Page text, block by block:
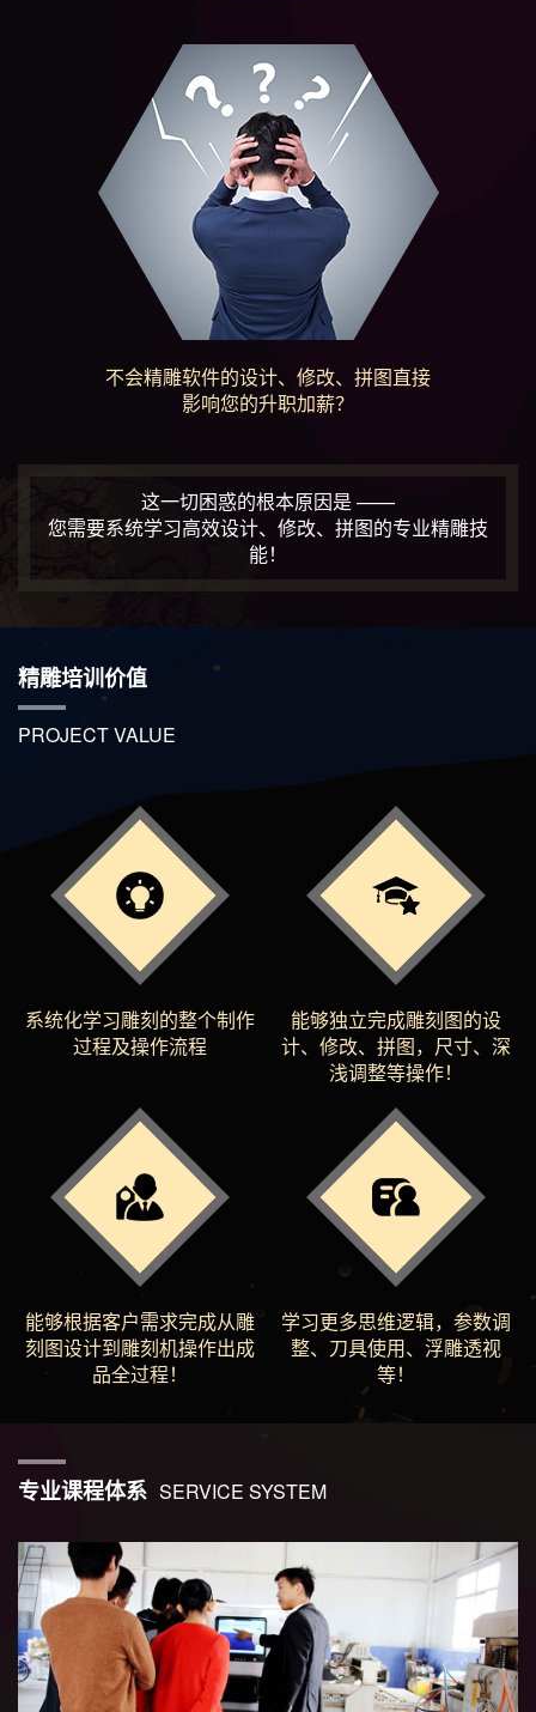
不会精雕软件的设计、修改、拼图直接
影响您的升职加薪？
这一切困惑的根本原因是 ——
您需要系统学习高效设计、修改、拼图的专业精雕技
能！
精雕培训价值
PROJECT VALUE
系统化学习雕刻的整个制作
过程及操作流程
能够独立完成雕刻图的设
计、修改、拼图，尺寸、深
浅调整等操作！
能够根据客户需求完成从雕
刻图设计到雕刻机操作出成
品全过程！
学习更多思维逻辑，参数调
整、刀具使用、浮雕透视
等！
专业课程体系 SERVICE SYSTEM